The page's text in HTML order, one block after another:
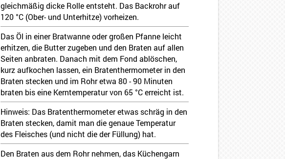
gleichmäßig dicke Rolle entsteht. Das Backrohr auf
120 °C (Ober- und Unterhitze) vorheizen.
Das Öl in einer Bratwanne oder großen Pfanne leicht
erhitzen, die Butter zugeben und den Braten auf allen
Seiten anbraten. Danach mit dem Fond ablöschen,
kurz aufkochen lassen, ein Bratenthermometer in den
Braten stecken und im Rohr etwa 80 - 90 Minuten
braten bis eine Kerntemperatur von 65 °C erreicht ist.
Hinweis: Das Bratenthermometer etwas schräg in den
Braten stecken, damit man die genaue Temperatur
des Fleisches (und nicht die der Füllung) hat.
Den Braten aus dem Rohr nehmen, das Küchengarn